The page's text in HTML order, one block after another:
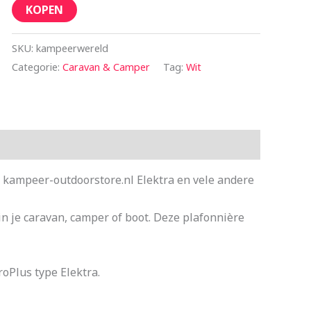
KOPEN
SKU: kampeerwereld
Categorie: Caravan & Camper Tag: Wit
outdoorstore.nl Elektra en vele andere
caravan, camper of boot. Deze plafonnière
type Elektra.